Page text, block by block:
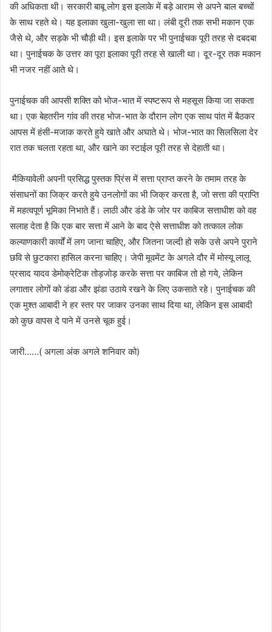
की अधिकता थी। सरकारी बाबू लोग इस इलाके में बड़े आराम से अपने बाल बच्चों
के साथ रहते थे। यह इलाका खुला-खुला सा था। लंबी दूरी तक सभी मकान एक
जैसे थे, और सड़के भी चौड़ी थी। इस इलाके पर भी पुनाईचक पूरी तरह से दबदबा
था। पुनाईचक के उत्तर का पूरा इलाका पूरी तरह से खाली था। दूर-दूर तक मकान
भी नजर नहीं आते थे।
पुनाईचक की आपसी शक्ति को भोज-भात में स्पष्टरूप से महसूस किया जा सकता
था। एक बेहतरीन गांव की तरह भोज-भात के दौरान लोग एक साथ पांत में बैठकर
आपस में हंसी-मजाक करते हुये खाते और अघाते थे। भोज-भात का सिलसिला देर
रात तक चलता रहता था, और खाने का स्टाईल पूरी तरह से देहाती था।
मैकियावेली अपनी प्रसिद्ध पुस्तक प्रिंस में सत्ता प्राप्त करने के तमाम तरह के
संसाधनों का जिक्र करते हुये उनलोगों का भी जिक्र करता है, जो सत्ता की प्राप्ति
में महत्वपूर्ण भूमिका निभाते हैं। लाठी और डंडे के जोर पर काबिज सत्ताधीश को वह
सलाह देता है कि एक बार सत्ता में आने के बाद ऐसे सत्ताधीश को तत्काल लोक
कल्याणकारी कार्यों में लग जाना चाहिए, और जितना जल्दी हो सके उसे अपने पुराने
छवि से छुटकारा हासिल करना चाहिए। जेपी मूवमेंट के अगले दौर में मोस्यू लालू
प्रसाद यादव डेमोक्रेटिक तोड़जोड़ करके सत्ता पर काबिज तो हो गये, लेकिन
लगातार लोगों को डंडा और झंडा उठाये रखने के लिए उकसाते रहे। पुनाईचक की
एक मुश्त आबादी ने हर स्तर पर जाकर उनका साथ दिया था, लेकिन इस आबादी
को कुछ वापस दे पाने में उनसे चूक हुई।
जारी……( अगला अंक अगले शनिवार को)